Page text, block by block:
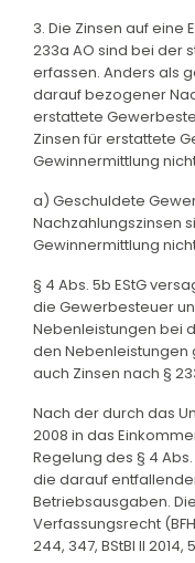
3. Die Zinsen auf eine
233a AO sind bei der
erfassen. Anders als
darauf bezogener
erstattete
Zinsen für erstattete
Gewinnermittlung
a) Geschuldete
Nachzahlungszinsen
Gewinnermittlung
§ 4 Abs. 5b EStG
die Gewerbesteuer
Nebenleistungen bei
den Nebenleistungen
auch Zinsen nach §
Nach der durch das
2008 in das
Regelung des § 4
die darauf
Betriebsausgaben.
Verfassungsrecht
244, 347, BStBl II